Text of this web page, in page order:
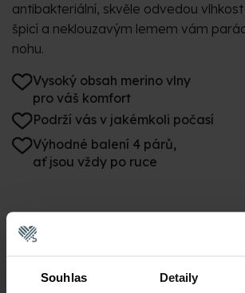
Souhlas Detaily
antibakteriální, skvěle odvedou
špicí a neklouzavým lemem vám
nohu.
Vysoký obsah merino vlny
pro váš komfort
Podrží vás v jakémkoli počasí
Výhodné balení 4 párů,
ať jsou vždy po ruce